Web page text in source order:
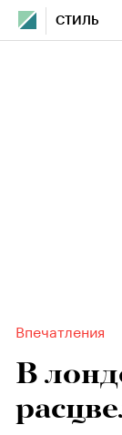
СТИЛЬ
Впечатления
В